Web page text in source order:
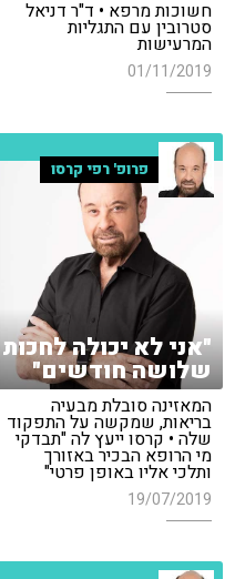
חשוכות מרפא • ד"ר דניאל
סטרובין עם התגליות
המרעישות
01/11/2019
פרופ' רפי קרסו
"אני לא יכולה לחכות
שלושה חודשים"
המאזינה סובלת מבעיה
בריאות, שמקשה על התפקוד
שלה • קרסו ייעץ לה "תבדקי
מי הרופא הבכיר באזורך
ותלכי אליו באופן פרטי"
19/07/2019